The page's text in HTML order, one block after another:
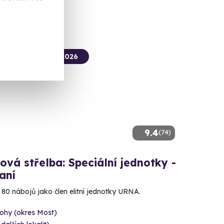
9.4(74)
už 12. 08. 2026
střelba: Speciální jednotky -
nábojů jako člen elitní jednotky URNA.
(okres Most)